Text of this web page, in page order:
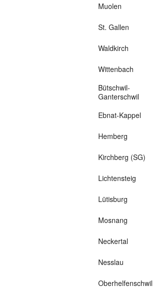
Muolen
St. Gallen
Waldkirch
Wittenbach
Bütschwil-
Ganterschwil
Ebnat-Kappel
Hemberg
Kirchberg (SG)
Lichtensteig
Lütisburg
Mosnang
Neckertal
Nesslau
Oberhelfenschwil